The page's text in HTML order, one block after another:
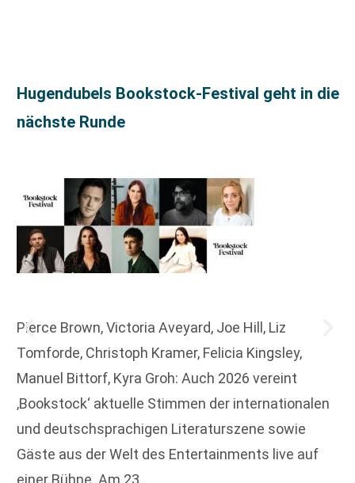
Hugendubels Bookstock-Festival geht in die
nächste Runde
Pierce Brown, Victoria Aveyard, Joe Hill, Liz
Tomforde, Christoph Kramer, Felicia Kingsley,
Manuel Bittorf, Kyra Groh: Auch 2026 vereint
‚Bookstock‘ aktuelle Stimmen der internationalen
und deutschsprachigen Literaturszene sowie
Gäste aus der Welt des Entertainments live auf
einer Bühne. Am 23.